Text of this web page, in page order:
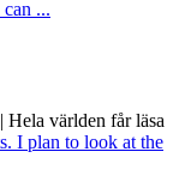
...
| Hela världen får läsa
I plan to look at the